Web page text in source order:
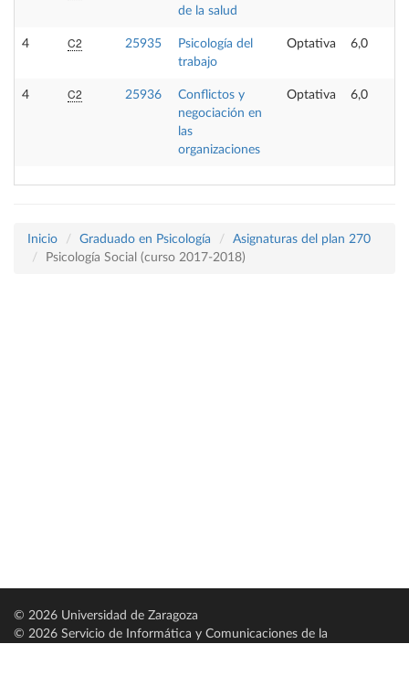
de la salud
4 C2 25935
Psicología del
trabajo
Optativa 6,0
4 C2 25936
Conflictos y
negociación en
las
organizaciones
Optativa 6,0
Inicio Graduado en Psicología
Asignaturas del plan 270
Psicología Social (curso 2017-2018)
© 2026 Universidad de Zaragoza
© 2026 Servicio de Informática y Comunicaciones de la